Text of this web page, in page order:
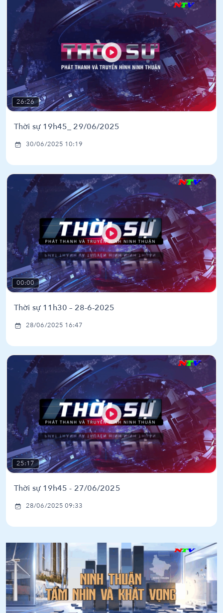
26:26
Thời sự 19h45_ 29/06/2025
30/06/2025 10:19
00:00
Thời sự 11h30 – 28-6-2025
28/06/2025 16:47
25:17
Thời sự 19h45 - 27/06/2025
28/06/2025 09:33